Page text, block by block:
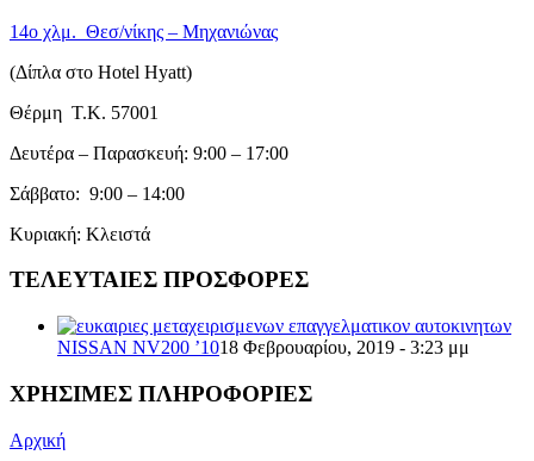
14ο χλμ. Θεσ/νίκης – Μηχανιώνας
(Δίπλα στο Hotel Hyatt)
Θέρμη T.K. 57001
Δευτέρα – Παρασκευή: 9:00 – 17:00
Σάββατο: 9:00 – 14:00
Κυριακή: Κλειστά
ΤΕΛΕΥΤΑΙΕΣ ΠΡΟΣΦΟΡΕΣ
NISSAN NV200 ’1018 Φεβρουαρίου, 2019 - 3:23 μμ
ΧΡΗΣΙΜΕΣ ΠΛΗΡΟΦΟΡΙΕΣ
Αρχική